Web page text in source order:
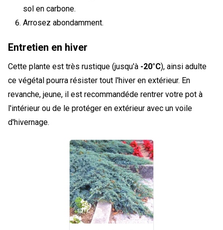
sol en carbone.
Arrosez abondamment.
Entretien en hiver
Cette plante est très rustique (jusqu'à -20°C), ainsi adulte
ce végétal pourra résister tout l'hiver en extérieur. En
revanche, jeune, il est recommandéde rentrer votre pot à
l'intérieur ou de le protéger en extérieur avec un voile
d'hivernage.